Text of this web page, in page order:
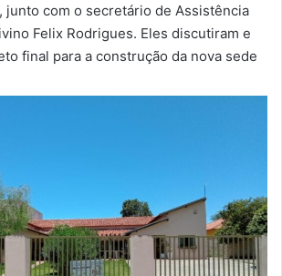
junto com o secretário de Assistência
Felix Rodrigues. Eles discutiram e
final para a construção da nova sede